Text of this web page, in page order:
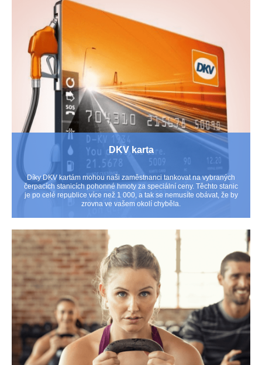
DKV karta
Díky DKV kartám mohou naši zaměstnanci tankovat na vybraných
čerpacích stanicích pohonné hmoty za speciální ceny. Těchto stanic
je po celé republice více než 1 000, a tak se nemusíte obávat, že by
zrovna ve vašem okolí chyběla.